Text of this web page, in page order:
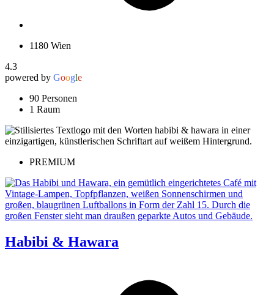
1180 Wien
4.3
powered by Google
90 Personen
1 Raum
PREMIUM
Habibi & Hawara